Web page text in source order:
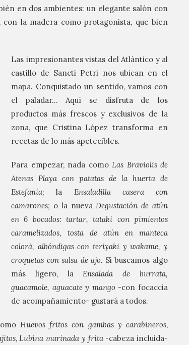
en dos ambientes: un elegante salón con
la madera como protagonista, que bien
Las impresionantes vistas del Atlántico y al
castillo de Sancti Petri nos ubican en el
mapa. Conquistado un sentido, vamos con
el paladar… Aquí se disfruta de los
productos más frescos y exclusivos de la
zona, que Cristina López transforma en
recetas de lo más apetecibles.
Para empezar, nada como Las Braviolis de
Atenas Playa con patatas de la huerta de
Estefanía; la Ensaladilla casera con
camarones; o la nuevaDegustación de atún
en 6 bocados: tartar, tataki con pimientos
caramelizados, tosta de atún en manteca
colorá, albóndigas con teriyaki y wakame, y
croquetas con salsa de ajo. Si buscamos algo
más ligero, laEnsalada de burrata,
guacamole, aguacate y mango -con focaccia
de acompañamiento- gustará a todos.
Huevos fritos con gambas y carabineros,
,Lubina marinada y frita-cabeza incluida-